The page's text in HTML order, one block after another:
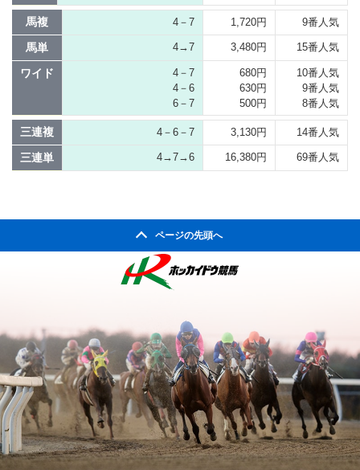
馬複 4－7 1,720円 9番人気
馬単 4→7 3,480円 15番人気
ワイド
4－7
4－6
6－7
680円
630円
500円
10番人気
9番人気
8番人気
三連複 4－6－7 3,130円 14番人気
三連単 4→7→6 16,380円 69番人気
ページの先頭へ